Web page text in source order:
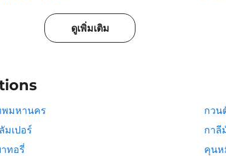
ดูเพิ่มเติม
พมหานคร
กวน
มเปอร์
กาลี
ทอรี่
คุนห